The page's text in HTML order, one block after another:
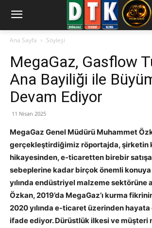
Ana Sayfa Söyleşi
MegaGaz, Gasflow
Ana Bayiliği ile
Devam Ediyor
11 Nisan 2025
MegaGaz Genel Müdürü Muhammet
gerçekleştirdiğimiz röportajda, şirketin
hikayesinden, e-ticaretten birebir
sebeplerine kadar birçok önemli
yılında endüstriyel malzeme sektörüne
Özkan, 2019’da MegaGaz’ı kurma
2020 yılında e-ticaret üzerinden
ifade ediyor. Dürüstlük ilkesi ve müşteri